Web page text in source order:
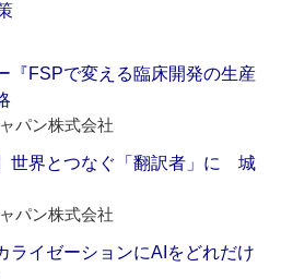
『FSPで変える臨床開発の生産
パン株式会社
世界とつなぐ「翻訳者」に 城
パン株式会社
ライゼーションにAIをどれだけ